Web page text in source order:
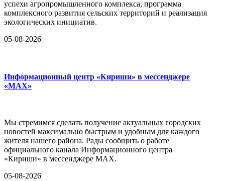
успехи агропромышленного комплекса, программа
комплексного развития сельских территорий и реализация
экологических инициатив.
05-08-2026
Информационный центр «Кириши» в мессенджере
«MAX»
Мы стремимся сделать получение актуальных городских
новостей максимально быстрым и удобным для каждого
жителя нашего района. Рады сообщить о работе
официального канала Информационного центра
«Кириши» в мессенджере MAX.
05-08-2026